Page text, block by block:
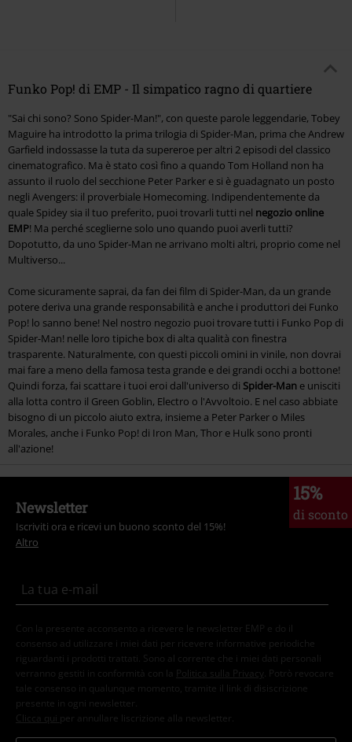
Funko Pop! di EMP - Il simpatico ragno di quartiere
"Sai chi sono? Sono Spider-Man!", con queste parole leggendarie, Tobey
Maguire ha introdotto la prima trilogia di Spider-Man, prima che Andrew
Garfield indossasse la tuta da supereroe per altri 2 episodi del classico
cinematografico. Ma è stato così fino a quando Tom Holland non ha
assunto il ruolo del secchione Peter Parker e si è guadagnato un posto
negli Avengers: il proverbiale Homecoming. Indipendentemente da
quale Spidey sia il tuo preferito, puoi trovarli tutti nel negozio online
EMP! Ma perché sceglierne solo uno quando puoi averli tutti?
Dopotutto, da uno Spider-Man ne arrivano molti altri, proprio come nel
Multiverso...
Come sicuramente saprai, da fan dei film di Spider-Man, da un grande
potere deriva una grande responsabilità e anche i produttori dei Funko
Pop! lo sanno bene! Nel nostro negozio puoi trovare tutti i Funko Pop di
Spider-Man! nelle loro tipiche box di alta qualità con finestra
trasparente. Naturalmente, con questi piccoli omini in vinile, non dovrai
mai fare a meno della famosa testa grande e dei grandi occhi a bottone!
Quindi forza, fai scattare i tuoi eroi dall'universo di Spider-Man e unisciti
alla lotta contro il Green Goblin, Electro o l'Avvoltoio. E nel caso abbiate
bisogno di un piccolo aiuto extra, insieme a Peter Parker o Miles
Morales, anche i Funko Pop! di Iron Man, Thor e Hulk sono pronti
all'azione!
15%
di sconto
Newsletter
Iscriviti ora e ricevi un buono sconto del 15%!
Altro
Con la presente acconsento a ricevere le newsletter EMP e do il
consenso ad utilizzare i miei dati per ricevere informative periodiche
riguardanti i prodotti trattati. Sono al corrente che i miei dati personali
verranno gestiti in conformità con la
Politica sulla Privacy
. Potrò revocare
tale consenso in qualunque momento, tramite il link di disiscrizione
presente in ogni newsletter.
Clicca qui per annullare liscrizione alla newsletter.